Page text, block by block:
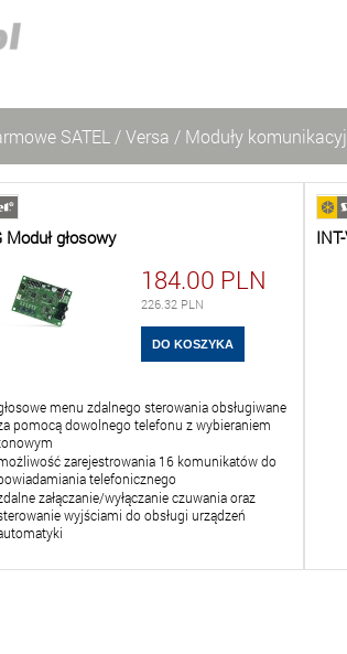
SATEL /Versa / Moduły
Moduł głosowy
184.00 PLN
226.32 PLN
menu zdalnego sterowania obsługiwane
pomocą dowolnego telefonu z wybieraniem
zarejestrowania 16 komunikatów do
telefonicznego
załączanie/wyłączanie czuwania oraz
wyjściami do obsługi urządzeń